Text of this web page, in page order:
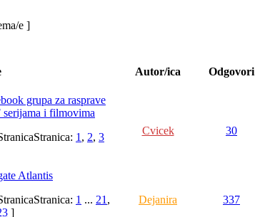
e ]
Autor/ica Odgovori
grupa za rasprave
serijama i filmovima
Stranica: 1 , 2, 3
Cvicek 30
Atlantis
Stranica: 1 ... 21 ,
]
Dejanira 337